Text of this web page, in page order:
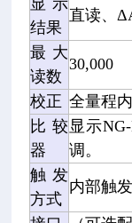
显示
结果
直读、
最大
读数
30,000
校正 全量程
比较
器
显示
调。
触发
方式
内部触